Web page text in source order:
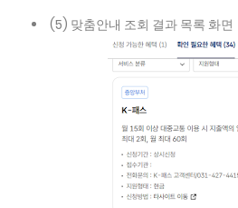
(5) 맞춤안내 조회 결과 목록 화면